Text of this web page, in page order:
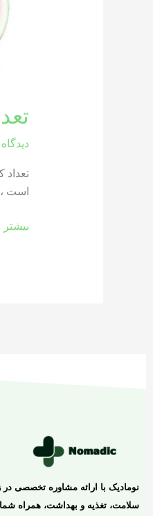
است ، بدن 45.6 کالری تهیه می شود ، در حالی که یک بخش از
بیشتر
نومادیک با ارائه مشاوره تخصصی در
سلامت، تغذیه و بهداشت، همراه